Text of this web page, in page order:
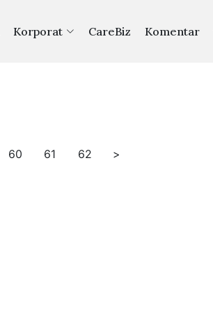
Korporat CareBiz Komentar
60 61 62 >